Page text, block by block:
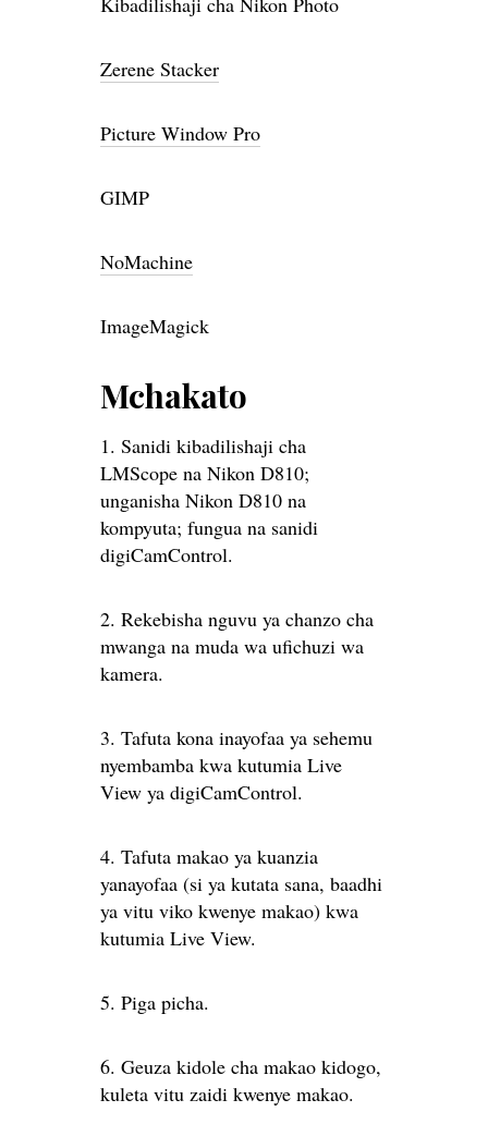
Zerene Stacker
Picture Window Pro
GIMP
NoMachine
ImageMagick
Mchakato
1. Sanidi kibadilishaji cha
LMScope na Nikon D810;
unganisha Nikon D810 na
kompyuta; fungua na sanidi
digiCamControl.
2. Rekebisha nguvu ya chanzo cha
mwanga na muda wa ufichuzi wa
kamera.
3. Tafuta kona inayofaa ya sehemu
nyembamba kwa kutumia Live
View ya digiCamControl.
4. Tafuta makao ya kuanzia
yanayofaa (si ya kutata sana, baadhi
ya vitu viko kwenye makao) kwa
kutumia Live View.
5. Piga picha.
6. Geuza kidole cha makao kidogo,
kuleta vitu zaidi kwenye makao.